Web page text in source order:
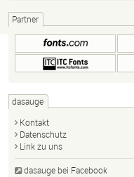
Partner
dasauge
Kontakt
Datenschutz
Link zu uns
dasauge bei Facebook